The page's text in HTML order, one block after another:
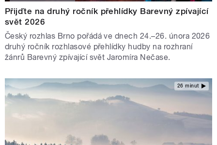
Přijďte na druhý ročník přehlídky Barevný zpívající
svět 2026
Český rozhlas Brno pořádá ve dnech 24.–26. února 2026
druhý ročník rozhlasové přehlídky hudby na rozhraní
žánrů Barevný zpívající svět Jaromíra Nečase.
26 minut